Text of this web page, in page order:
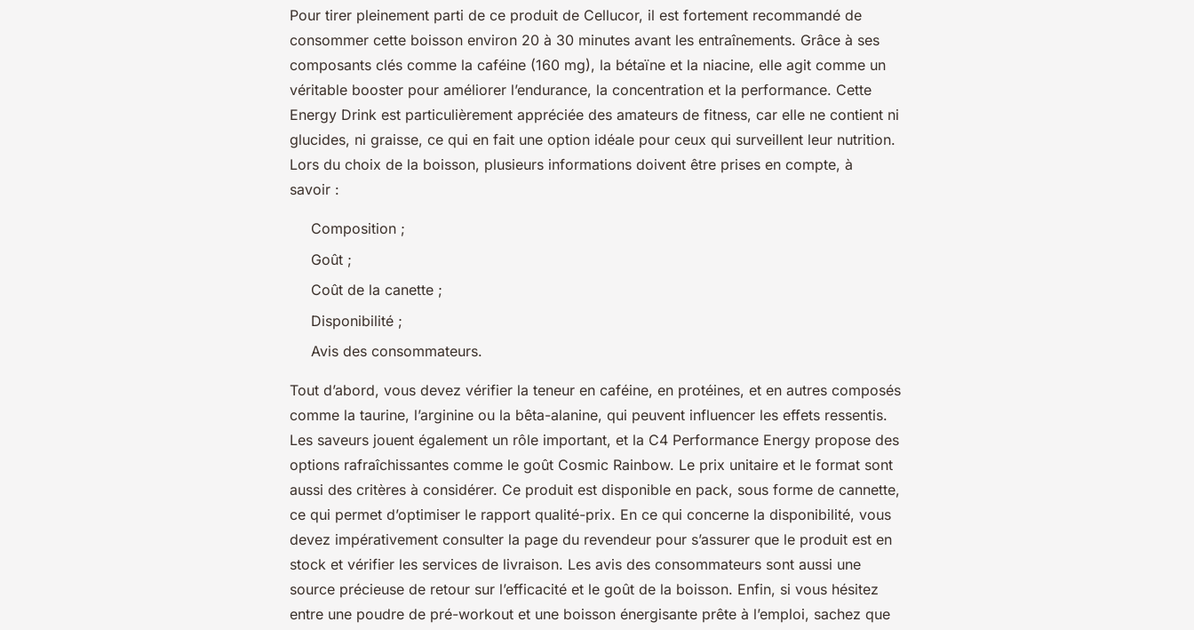
Pour tirer pleinement parti de ce produit de Cellucor, il est fortement recommandé de
consommer cette boisson environ 20 à 30 minutes avant les entraînements. Grâce à ses
composants clés comme la caféine (160 mg), la bétaïne et la niacine, elle agit comme un
véritable booster pour améliorer l’endurance, la concentration et la performance. Cette
Energy Drink est particulièrement appréciée des amateurs de fitness, car elle ne contient ni
glucides, ni graisse, ce qui en fait une option idéale pour ceux qui surveillent leur nutrition.
Lors du choix de la boisson, plusieurs informations doivent être prises en compte, à
savoir :
Composition ;
Goût ;
Coût de la canette ;
Disponibilité ;
Avis des consommateurs.
Tout d’abord, vous devez vérifier la teneur en caféine, en protéines, et en autres composés
comme la taurine, l’arginine ou la bêta-alanine, qui peuvent influencer les effets ressentis.
Les saveurs jouent également un rôle important, et la C4 Performance Energy propose des
options rafraîchissantes comme le goût Cosmic Rainbow. Le prix unitaire et le format sont
aussi des critères à considérer. Ce produit est disponible en pack, sous forme de cannette,
ce qui permet d’optimiser le rapport qualité-prix. En ce qui concerne la disponibilité, vous
devez impérativement consulter la page du revendeur pour s’assurer que le produit est en
stock et vérifier les services de livraison. Les avis des consommateurs sont aussi une
source précieuse de retour sur l’efficacité et le goût de la boisson. Enfin, si vous hésitez
entre une poudre de pré-workout et une boisson énergisante prête à l’emploi, sachez que